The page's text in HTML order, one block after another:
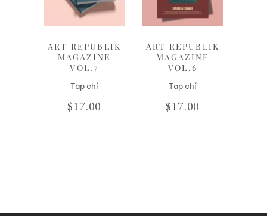
ART REPUBLIK
MAGAZINE
VOL.7
Tạp chí
$17.00
ART REPUBLIK
MAGAZINE
VOL.6
Tạp chí
$17.00